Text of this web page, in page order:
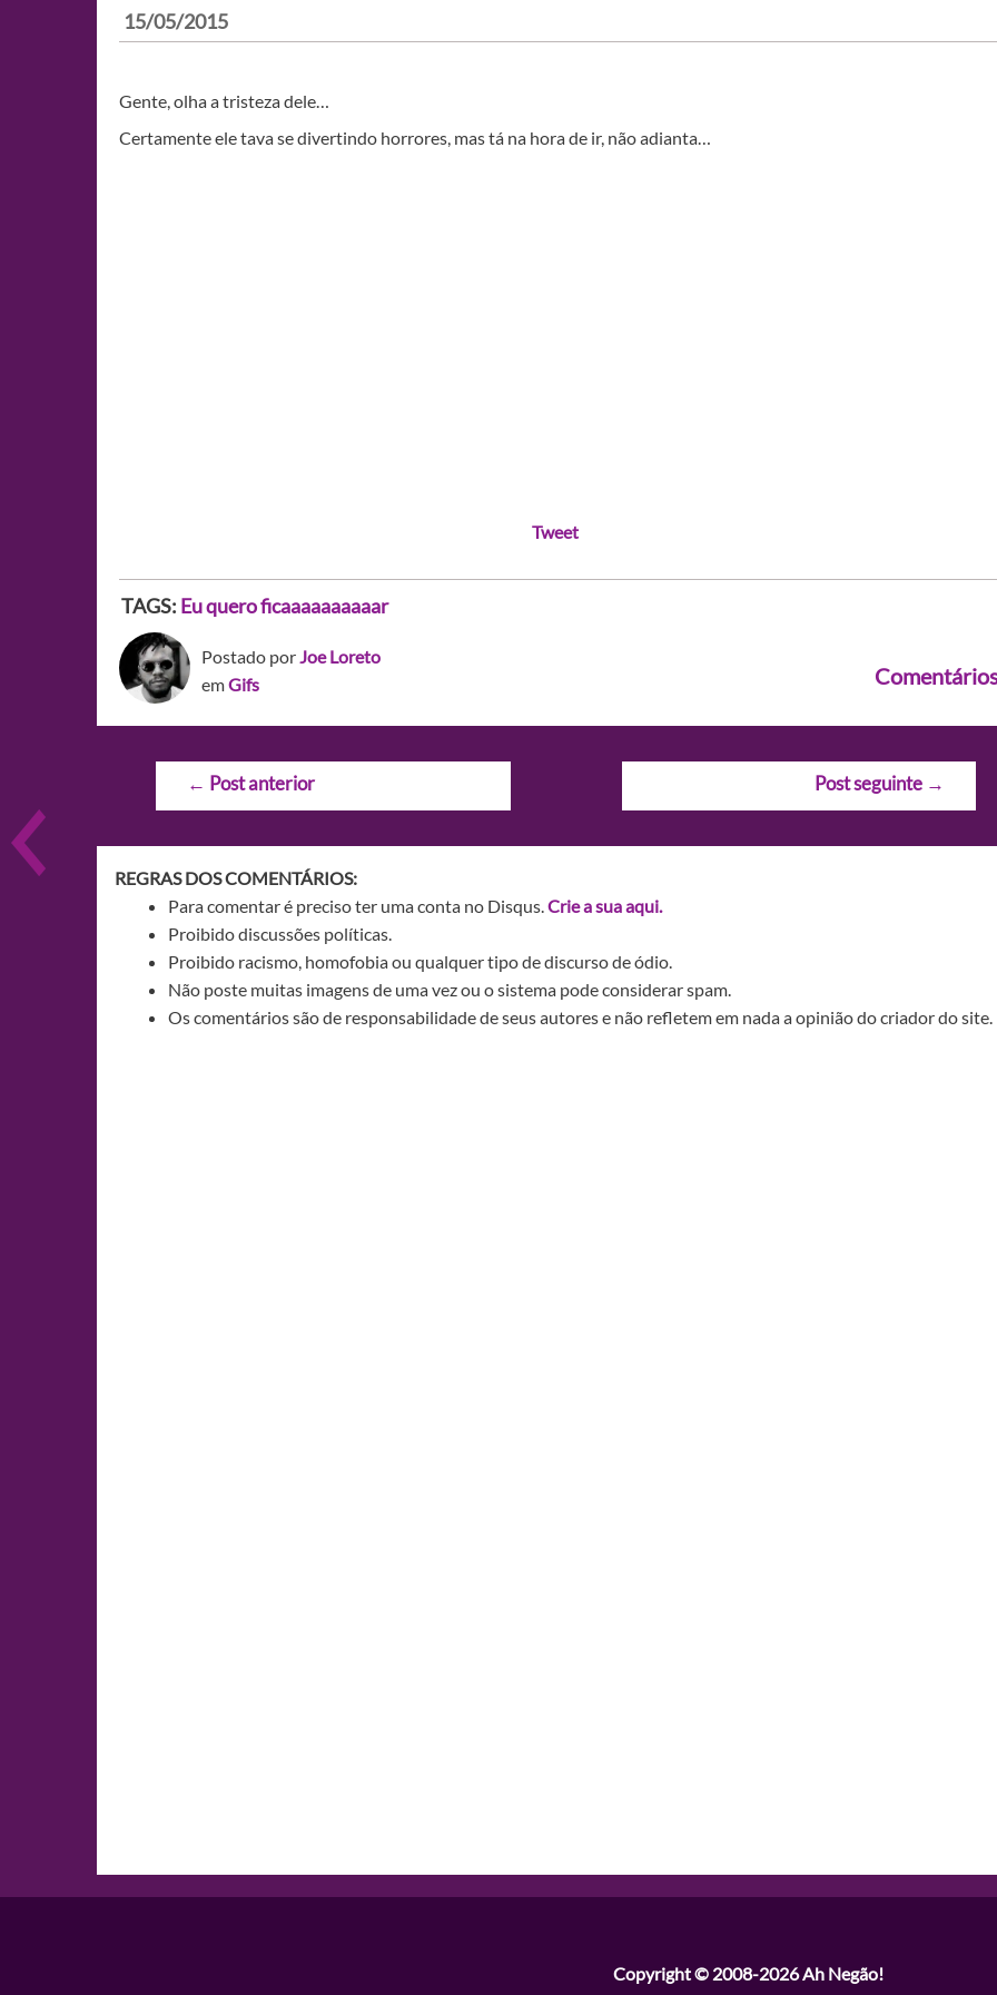
15/05/2015
Gente, olha a tristeza dele…
Certamente ele tava se divertindo horrores, mas tá na hora de ir, não adianta…
Tweet
TAGS: Eu quero ficaaaaaaaaaar
Postado porJoe Loreto
emGifs
Navegação
← Post anterior Post seguinte →
REGRAS DOS COMENTÁRIOS:
Para comentar é preciso ter uma conta no Disqus.Crie a sua aqui.
Proibido discussões políticas.
Proibido racismo, homofobia ou qualquer tipo de discurso de ódio.
Não poste muitas imagens de uma vez ou o sistema pode considerar spam.
Os comentários são de responsabilidade de seus autores e não refletem em nada a opinião do criador do site.
Copyright © 2008-2026Ah Negão!